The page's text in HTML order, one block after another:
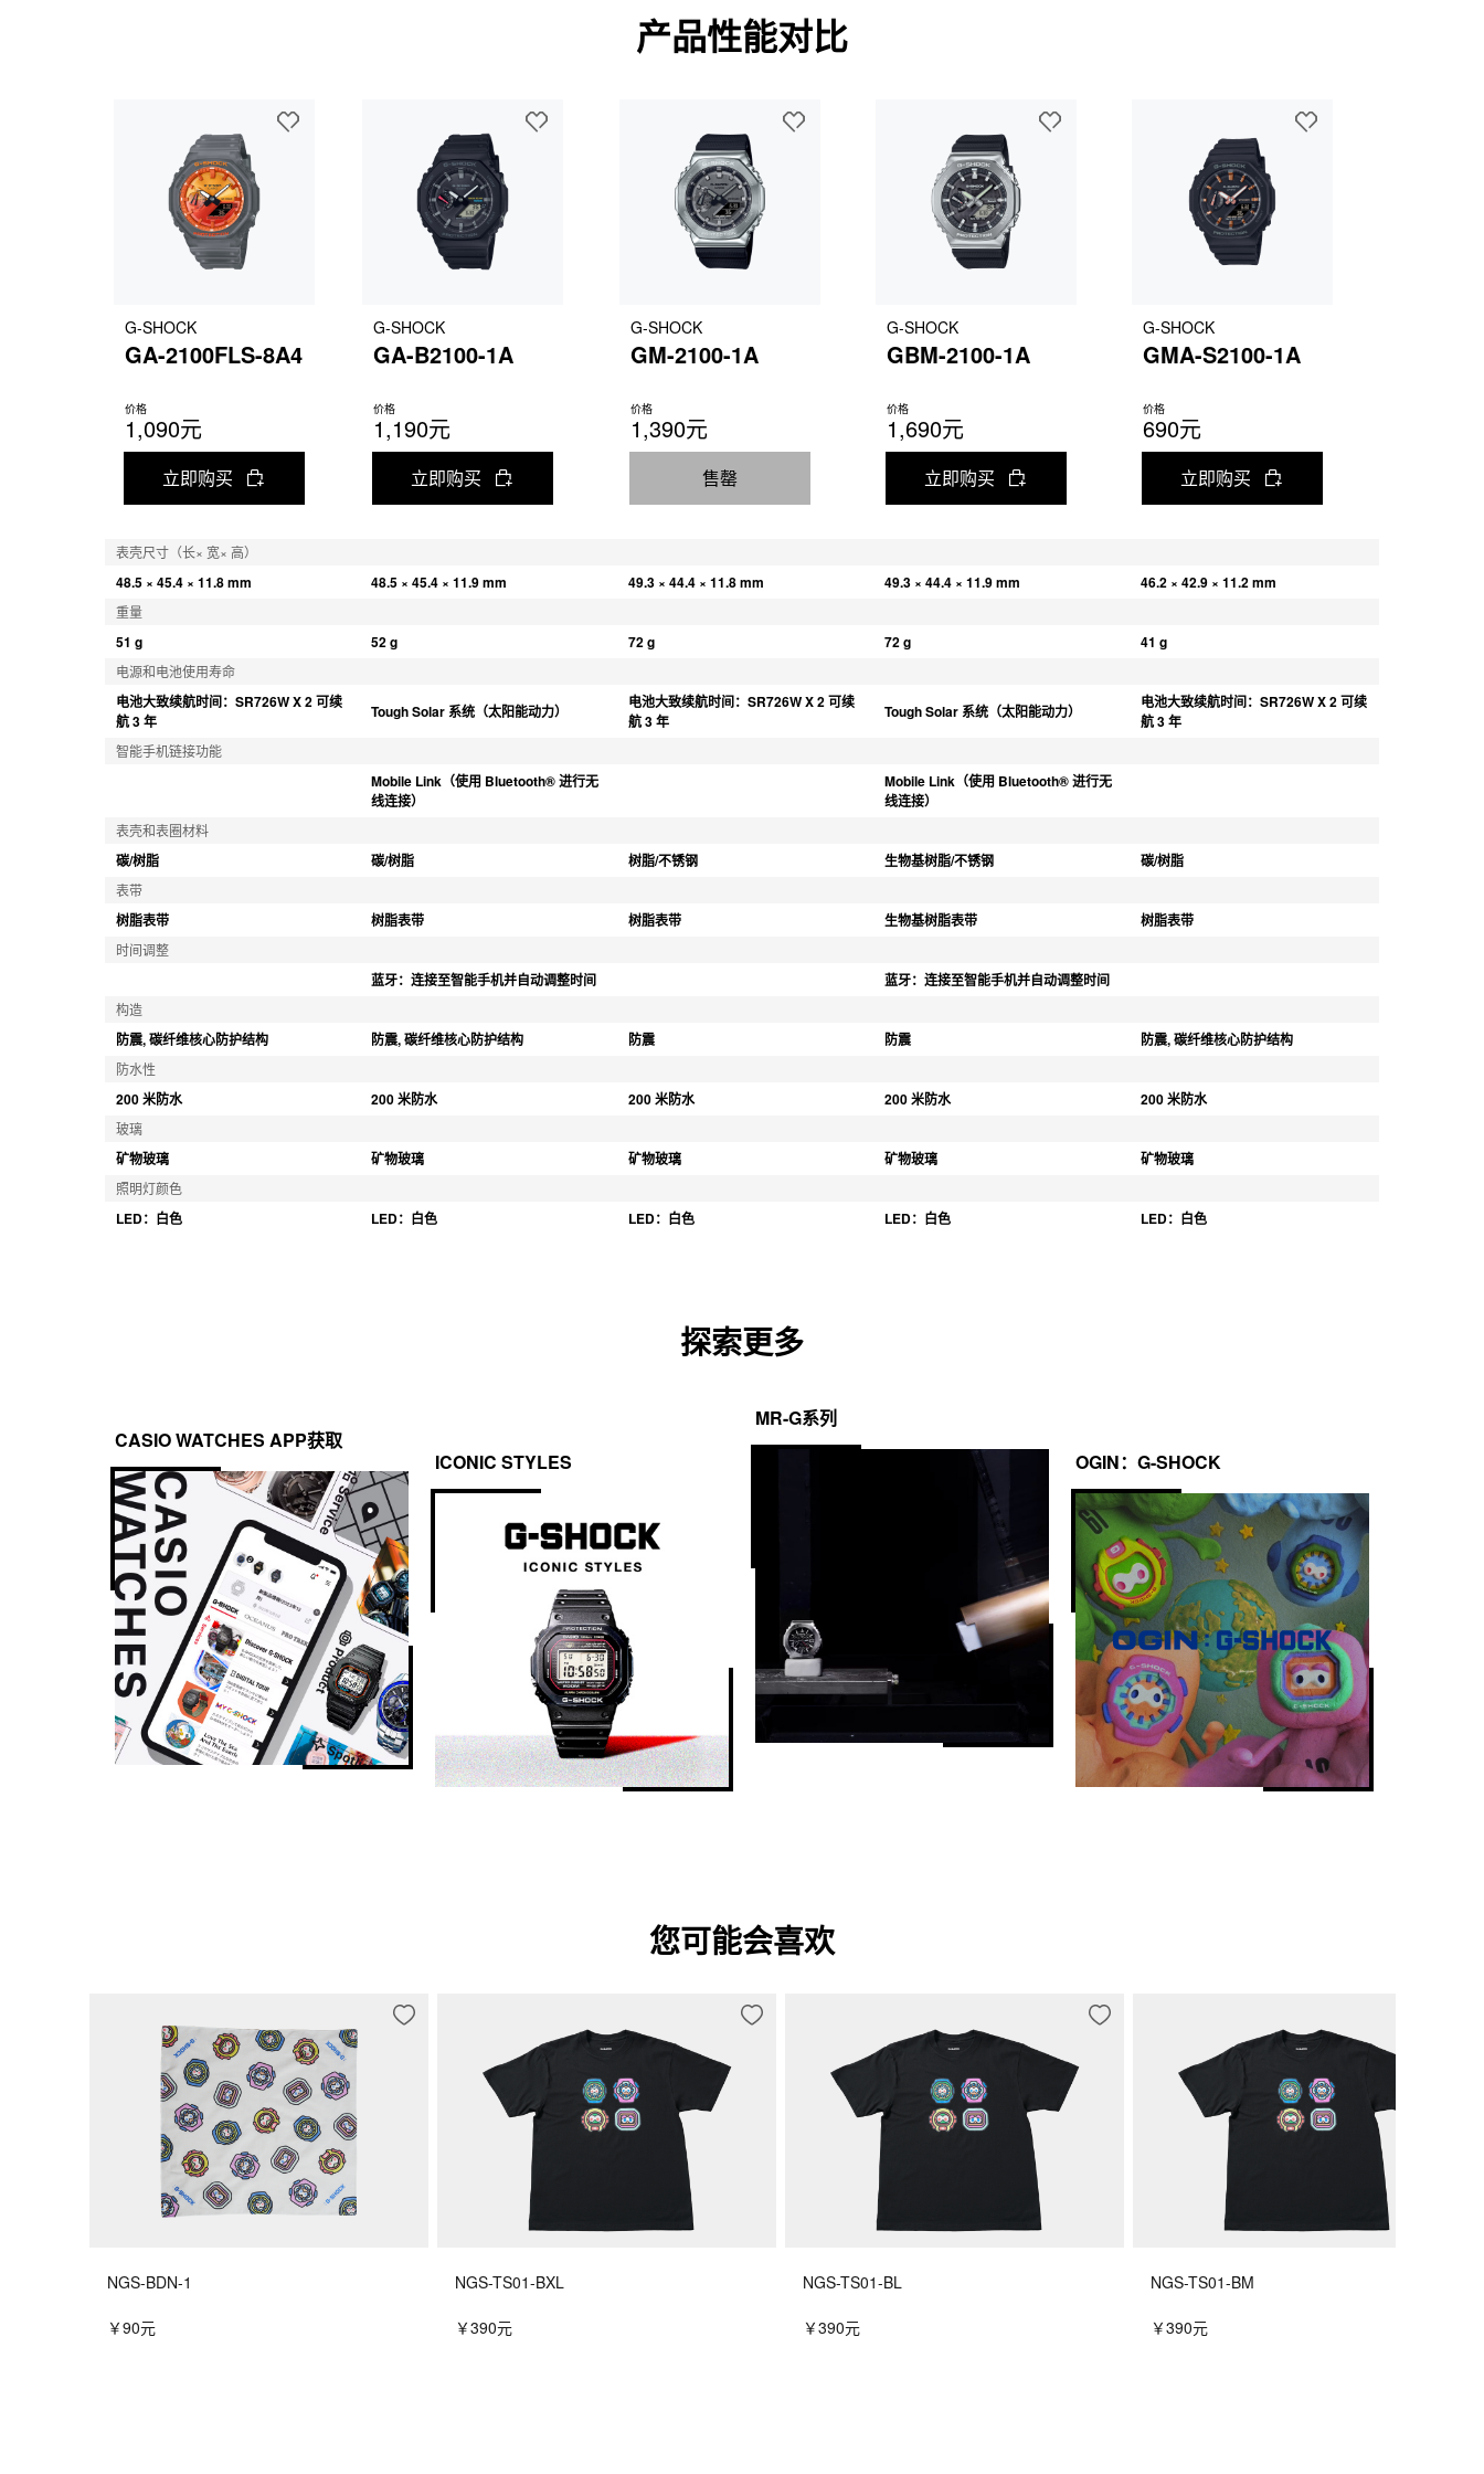
产品性能对比
G-SHOCK
GA-2100FLS-8A4
价格
1,090元
立即购买
G-SHOCK
GA-B2100-1A
价格
1,190元
立即购买
G-SHOCK
GM-2100-1A
价格
1,390元
售罄
G-SHOCK
GBM-2100-1A
价格
1,690元
立即购买
G-SHOCK
GMA-S2100-1A
价格
690元
立即购买
表壳尺寸（长× 宽× 高）
48.5 × 45.4 × 11.8 mm 48.5 × 45.4 × 11.9 mm 49.3 × 44.4 × 11.8 mm 49.3 × 44.4 × 11.9 mm 46.2 × 42.9 × 11.2 mm
重量
51 g 52 g 72 g 72 g 41 g
电源和电池使用寿命
电池大致续航时间：SR726W X 2 可续
航 3 年
Tough Solar 系统（太阳能动力）
电池大致续航时间：SR726W X 2 可续
航 3 年
Tough Solar 系统（太阳能动力）
电池大致续航时间：SR726W X 2 可续
航 3 年
智能手机链接功能
Mobile Link（使用 Bluetooth® 进行无
线连接）
Mobile Link（使用 Bluetooth® 进行无
线连接）
表壳和表圈材料
碳/树脂 碳/树脂 树脂/不锈钢 生物基树脂/不锈钢 碳/树脂
表带
树脂表带 树脂表带 树脂表带 生物基树脂表带 树脂表带
时间调整
蓝牙：连接至智能手机并自动调整时间 蓝牙：连接至智能手机并自动调整时间
构造
防震, 碳纤维核心防护结构 防震, 碳纤维核心防护结构 防震 防震 防震, 碳纤维核心防护结构
防水性
200 米防水 200 米防水 200 米防水 200 米防水 200 米防水
玻璃
矿物玻璃 矿物玻璃 矿物玻璃 矿物玻璃 矿物玻璃
照明灯颜色
LED：白色 LED：白色 LED：白色 LED：白色 LED：白色
探索更多
CASIO WATCHES APP获取
ICONIC STYLES
MR-G系列
OGIN：G-SHOCK
您可能会喜欢
NGS-BDN-1
￥90元
NGS-TS01-BXL
￥390元
NGS-TS01-BL
￥390元
NGS-TS01-BM
￥390元